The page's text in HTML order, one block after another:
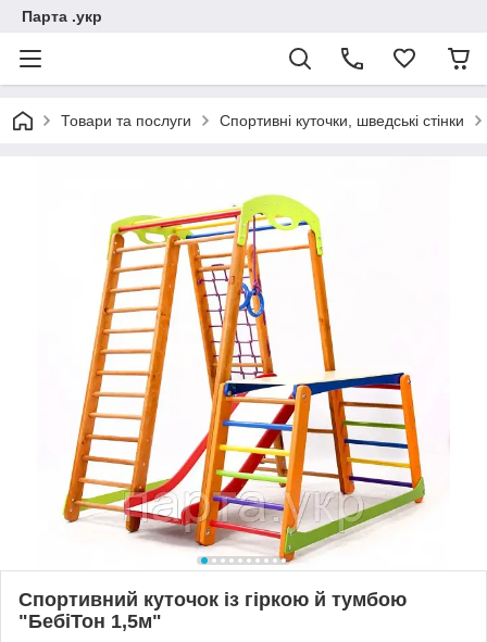
Парта .укр
Товари та послуги Спортивні куточки, шведські стінки
Спортивний куточок із гіркою й тумбою
"БебіТон 1,5м"